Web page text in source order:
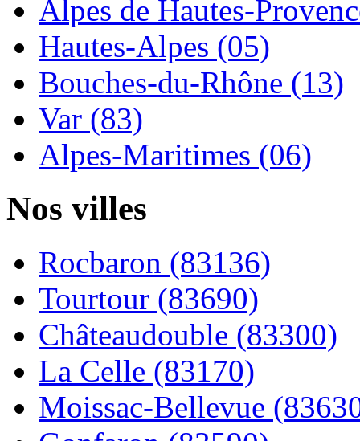
Alpes de Hautes-
Hautes-Alpes (05)
Bouches-du-Rhône (13)
Var (83)
Alpes-Maritimes (06)
Nos villes
Rocbaron (83136)
Tourtour (83690)
Châteaudouble (83300)
La Celle (83170)
Moissac-Bellevue